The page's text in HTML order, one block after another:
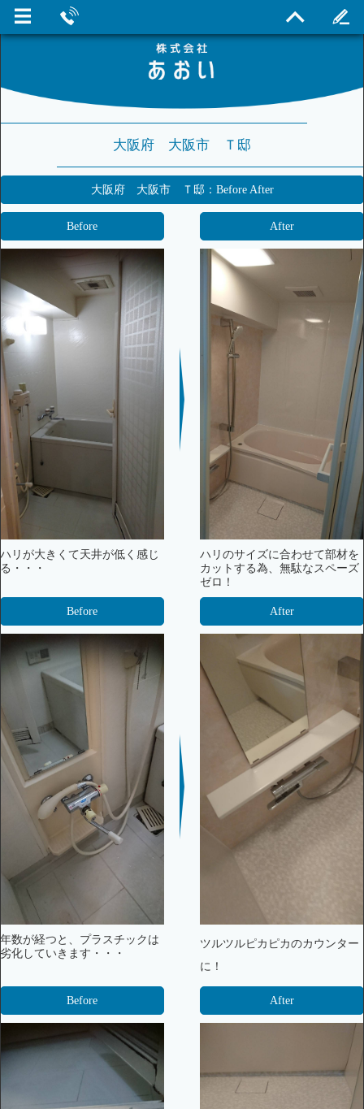
大阪府 大阪市 Ｔ邸
大阪府 大阪市 Ｔ邸：Before After
Before
ハリが大きくて天井が低く感じ
る・・・
After
ハリのサイズに合わせて部材を
カットする為、無駄なスペーズ
ゼロ！
Before
年数が経つと、プラスチックは
劣化していきます・・・
After
ツルツルピカピカのカウンター
に！
Before After